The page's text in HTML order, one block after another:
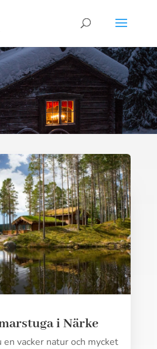
i Närke
en vacker natur och mycket